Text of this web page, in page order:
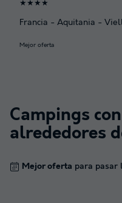
★★★★
Francia - Aquitania -
Mejor oferta
Campings
alrededores
Mejor oferta para pasar